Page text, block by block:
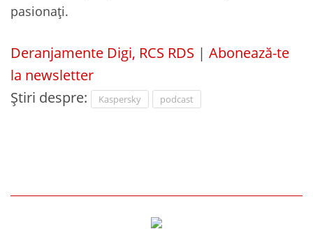
pasionați.
Deranjamente Digi, RCS RDS | Abonează-te
la newsletter
Știri despre:
Kaspersky podcast